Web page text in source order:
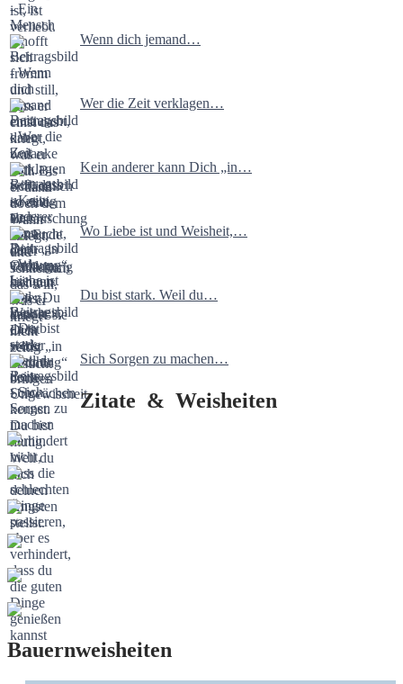
Wenn dich jemand…
Wer die Zeit verklagen…
Kein anderer kann Dich „in…
Wo Liebe ist und Weisheit,…
Du bist stark. Weil du…
Sich Sorgen zu machen…
Zitate & Weisheiten
Bauernweisheiten